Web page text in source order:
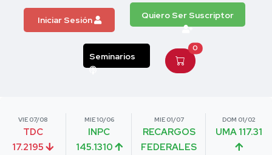
Iniciar Sesión Quiero Ser Suscriptor
Seminarios
0
VIE 07/08
TDC
17.2195
MIE 10/06
INPC
145.1310
MIE 01/07
RECARGOS
FEDERALES
DOM 01/02
UMA 117.31